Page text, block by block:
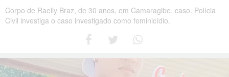
Corpo de Raelly Braz, de 30 anos, em Camaragibe. caso. Polícia
Civil investiga o caso investigado como feminicídio.